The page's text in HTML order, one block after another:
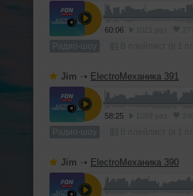
60:06
Радио-шоу
Jim ➝ ElectroМеханика 391
58:25
Радио-шоу
Jim ➝ ElectroМеханика 390